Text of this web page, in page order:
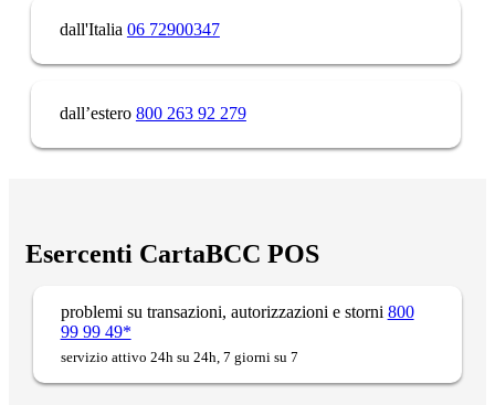
dall'Italia 06 72900347
dall’estero 800 263 92 279
Esercenti CartaBCC POS
problemi su transazioni, autorizzazioni e storni 800
99 99 49*
servizio attivo 24h su 24h, 7 giorni su 7